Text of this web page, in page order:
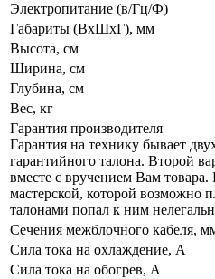
Электропитание (в/Гц/Ф)
Габариты (ВxШxГ), мм
Высота, см
Ширина, см
Глубина, см
Вес, кг
Гарантия производителя
Гарантия на технику бывает
гарантийного талона. Второй
вместе с вручением Вам
мастерской, которой возможно
талонами попал к ним
Сечения межблочного кабеля,
Сила тока на охлаждение, А
Сила тока на обогрев, А